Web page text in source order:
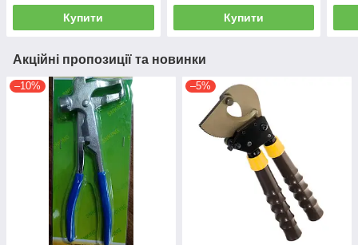
Купити Купити
Акційні пропозиції та новинки
–10% –5%